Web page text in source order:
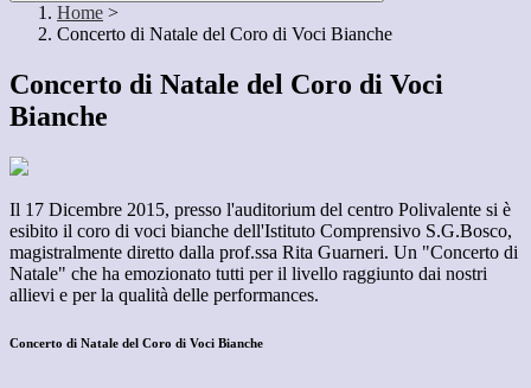
Home >
Concerto di Natale del Coro di Voci Bianche
Concerto di Natale del Coro di Voci
Bianche
Il 17 Dicembre 2015, presso l'auditorium del centro Polivalente si è
esibito il coro di voci bianche dell'Istituto Comprensivo S.G.Bosco,
magistralmente diretto dalla prof.ssa Rita Guarneri. Un "Concerto di
Natale" che ha emozionato tutti per il livello raggiunto dai nostri
allievi e per la qualità delle performances.
Concerto di Natale del Coro di Voci Bianche